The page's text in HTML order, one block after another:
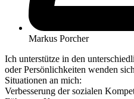
Markus Porcher
Ich unterstütze in den
oder Persönlichkeiten wenden
Situationen an mich:
Verbesserung der sozialen